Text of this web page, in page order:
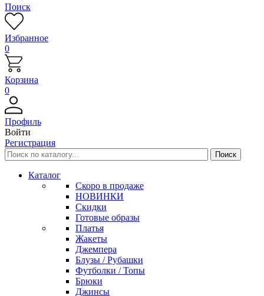
Поиск
Избранное
0
Корзина
0
Профиль
Войти
Регистрация
Каталог
Скоро в продаже
НОВИНКИ
Скидки
Готовые образы
Платья
Жакеты
Джемпера
Блузы / Рубашки
Футболки / Топы
Брюки
Джинсы